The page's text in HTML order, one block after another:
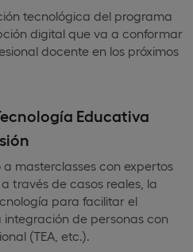
tecnológica del programa
digital que va a conformar
docente en los próximos
Educativa
masterclasses con expertos
través de casos reales, la
para facilitar el
integración de personas con
(TEA, etc.).